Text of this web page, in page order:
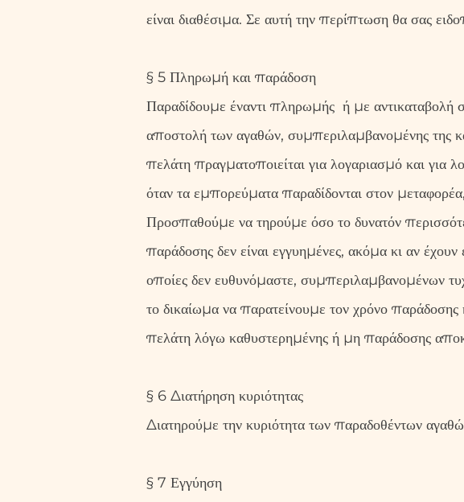
είναι διαθέσιμα. Σε αυτή την περίπτωση θα σας
§ 5 Πληρωμή και παράδοση
Παραδίδουμε έναντι πληρωμής ή με αντικαταβολή
αποστολή των αγαθών, συμπεριλαμβανομένης της
πελάτη πραγματοποιείται για λογαριασμό και για
όταν τα εμπορεύματα παραδίδονται στον
Προσπαθούμε να τηρούμε όσο το δυνατόν
παράδοσης δεν είναι εγγυημένες, ακόμα κι αν
οποίες δεν ευθυνόμαστε, συμπεριλαμβανομένων
το δικαίωμα να παρατείνουμε τον χρόνο
πελάτη λόγω καθυστερημένης ή μη παράδοσης
§ 6 Διατήρηση κυριότητας
Διατηρούμε την κυριότητα των παραδοθέντων
§ 7 Εγγύηση